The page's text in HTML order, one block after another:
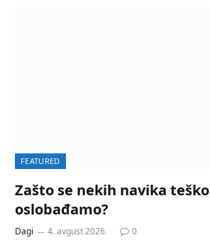
FEATURED
Zašto se nekih navika teško
oslobađamo?
Dagi 4. avgust 2026. 0